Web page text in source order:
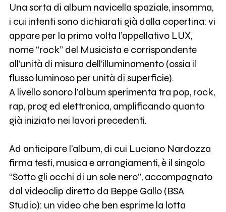
Una sorta di album navicella spaziale, insomma,
i cui intenti sono dichiarati già dalla copertina: vi
appare per la prima volta l’appellativo LUX,
nome “rock” del Musicista e corrispondente
all’unità di misura dell’illuminamento (ossia il
flusso luminoso per unità di superficie).
A livello sonoro l’album sperimenta tra pop, rock,
rap, prog ed elettronica, amplificando quanto
già iniziato nei lavori precedenti.
Ad anticipare l’album, di cui Luciano Nardozza
firma testi, musica e arrangiamenti, è il singolo
“Sotto gli occhi di un sole nero”, accompagnato
dal videoclip diretto da Beppe Gallo (BSA
Studio): un video che ben esprime la lotta